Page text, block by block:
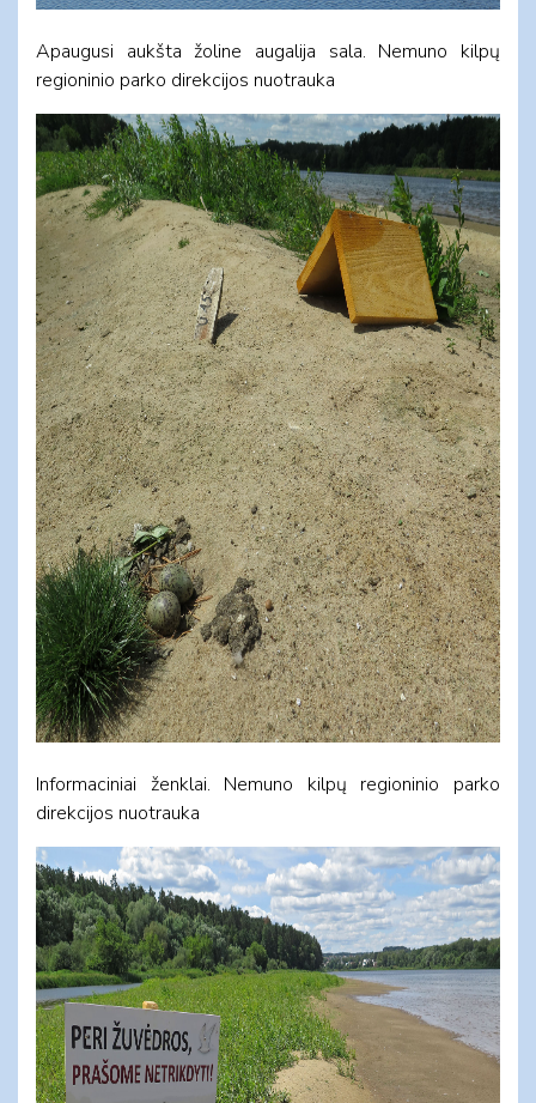
Apaugusi aukšta žoline augalija sala. Nemuno kilpų
regioninio parko direkcijos nuotrauka
Informaciniai ženklai. Nemuno kilpų regioninio parko
direkcijos nuotrauka